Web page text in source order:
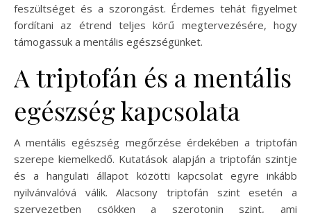
feszültséget és a szorongást. Érdemes tehát figyelmet
fordítani az étrend teljes körű megtervezésére, hogy
támogassuk a mentális egészségünket.
A triptofán és a mentális
egészség kapcsolata
A mentális egészség megőrzése érdekében a triptofán
szerepe kiemelkedő. Kutatások alapján a triptofán szintje
és a hangulati állapot közötti kapcsolat egyre inkább
nyilvánvalóvá válik. Alacsony triptofán szint esetén a
szervezetben csökken a szerotonin szint, ami